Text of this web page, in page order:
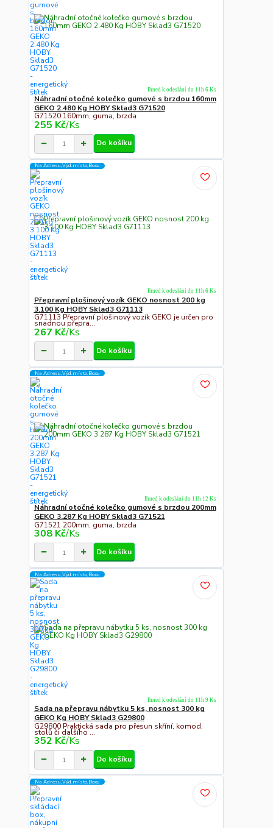
Náhradní otočné kolečko gumové s brzdou 160mm
GEKO 2.480 Kg HOBY Sklad3 G71520
G71520 160mm, guma, brzda
255 Kč/Ks
Ihned k odeslání do 11h 6 Ks
Do košíku
Na Adresu,Výd.místo,Boxu
Přepravní plošinový vozík GEKO nosnost 200 kg
3.100 Kg HOBY Sklad3 G71113
G71113 Přepravní plošinový vozík GEKO je určen pro
snadnou přepra...
267 Kč/Ks
Ihned k odeslání do 11h 6 Ks
Do košíku
Na Adresu,Výd.místo,Boxu
Náhradní otočné kolečko gumové s brzdou 200mm
GEKO 3.287 Kg HOBY Sklad3 G71521
G71521 200mm, guma, brzda
308 Kč/Ks
Ihned k odeslání do 11h 12 Ks
Do košíku
Na Adresu,Výd.místo,Boxu
Sada na přepravu nábytku 5 ks, nosnost 300 kg
GEKO Kg HOBY Sklad3 G29800
G29800 Praktická sada pro přesun skříní, komod,
stolů či dalšího ...
352 Kč/Ks
Ihned k odeslání do 11h 9 Ks
Do košíku
Na Adresu,Výd.místo,Boxu